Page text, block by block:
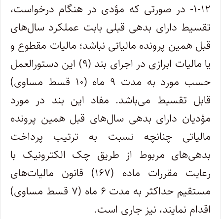
۱-۱۲- در صورتی که مؤدی در هنگام درخواست،
تقسیط دارای بدهی قبلی بابت عملکرد سال‌های
قبل همین پرونده مالیاتی نباشد؛ مالیات مقطوع و
یا مالیات ابرازی در اجرای بند (۹) این دستورالعمل
حسب مورد به مدت ۹ ماه (۱۰ قسط مساوی)
قابل تقسیط می‌باشد. مفاد این بند در مورد
مؤدیان دارای بدهی سال‌های قبل همین پرونده
مالیاتی چنانچه نسبت به ترتیب پرداخت
بدهی‌های مربوط از طریق چک الکترونیک با
رعایت مقررات ماده (۱۶۷) قانون مالیات‌های
مستقیم حداکثر به مدت ۶ ماه (۷ قسط مساوی)
اقدام نمایند، نیز جاری است.